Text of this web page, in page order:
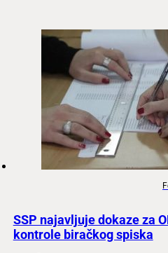
SSP najavljuje dokaze za
kontrole biračkog spiska